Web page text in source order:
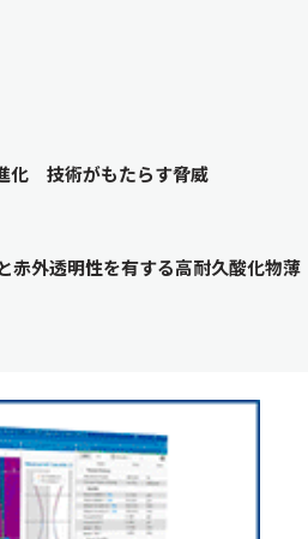
化 技術がもたらす脅威
赤外透明性を有する高耐久酸化物薄